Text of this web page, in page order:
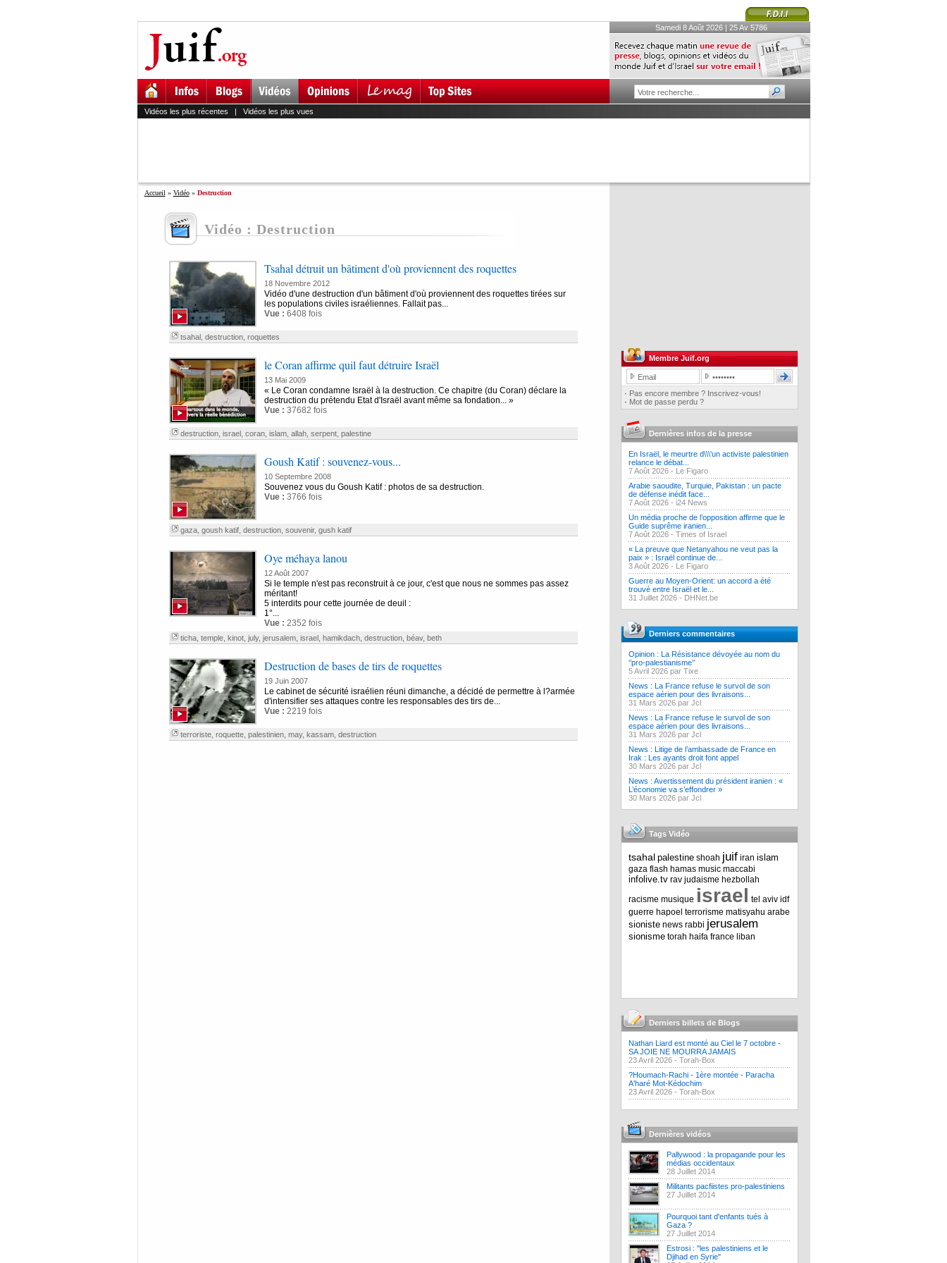
Samedi 8 Août 2026 | 25 Av 5786
Vidéos les plus récentes | Vidéos les plus vues
Accueil » Vidéo» Destruction
Vidéo : Destruction
Tsahal détruit un bâtiment d'où proviennent des roquettes
18 Novembre 2012
Vidéo d'une destruction d'un bâtiment d'où proviennent des roquettes tirées sur
les populations civiles israéliennes. Fallait pas...
Vue : 6408 fois
tsahal, destruction, roquettes
le Coran affirme quil faut détruire Israël
13 Mai 2009
« Le Coran condamne Israël à la destruction. Ce chapitre (du Coran) déclare la
destruction du prétendu Etat d'Israël avant même sa fondation... »
Vue : 37682 fois
destruction, israel, coran, islam, allah, serpent, palestine
Goush Katif : souvenez-vous...
10 Septembre 2008
Souvenez vous du Goush Katif : photos de sa destruction.
Vue : 3766 fois
gaza, goush katif, destruction, souvenir, gush katif
Oye méhaya lanou
12 Août 2007
Si le temple n'est pas reconstruit à ce jour, c'est que nous ne sommes pas assez
méritant!
5 interdits pour cette journée de deuil :
1°...
Vue : 2352 fois
ticha, temple, kinot, july, jerusalem, israel, hamikdach, destruction, béav, beth
Destruction de bases de tirs de roquettes
19 Juin 2007
Le cabinet de sécurité israélien réuni dimanche, a décidé de permettre à l?armée
d'intensifier ses attaques contre les responsables des tirs de...
Vue : 2219 fois
terroriste, roquette, palestinien, may, kassam, destruction
Membre Juif.org
· Pas encore membre ? Inscrivez-vous!
· Mot de passe perdu ?
Dernières infos de la presse
En Israël, le meurtre d\\\'un activiste palestinien
relance le débat...
7 Août 2026 - Le Figaro
Arabie saoudite, Turquie, Pakistan : un pacte
de défense inédit face...
7 Août 2026 - i24 News
Un média proche de l’opposition affirme que le
Guide suprême iranien...
7 Août 2026 - Times of Israel
« La preuve que Netanyahou ne veut pas la
paix » : Israël continue de...
3 Août 2026 - Le Figaro
Guerre au Moyen-Orient: un accord a été
trouvé entre Israël et le...
31 Juillet 2026 - DHNet.be
Derniers commentaires
Opinion : La Résistance dévoyée au nom du
‘’pro-palestianisme’’
5 Avril 2026 par Tixe
News : La France refuse le survol de son
espace aérien pour des livraisons...
31 Mars 2026 par Jcl
News : La France refuse le survol de son
espace aérien pour des livraisons...
31 Mars 2026 par Jcl
News : Litige de l’ambassade de France en
Irak : Les ayants droit font appel
30 Mars 2026 par Jcl
News : Avertissement du président iranien : «
L’économie va s’effondrer »
30 Mars 2026 par Jcl
Tags Vidéo
tsahal palestine shoah juif iran islam
gaza flash hamas music maccabi
infolive.tv rav judaisme hezbollah
racisme musique israel tel aviv idf
guerre hapoel terrorisme matisyahu arabe
sioniste news rabbi jerusalem
sionisme torah haifa france liban
Derniers billets de Blogs
Nathan Liard est monté au Ciel le 7 octobre -
SA JOIE NE MOURRA JAMAIS
23 Avril 2026 - Torah-Box
?Houmach-Rachi - 1ère montée - Paracha
A'haré Mot-Kédochim
23 Avril 2026 - Torah-Box
Dernières vidéos
Pallywood : la propagande pour les
médias occidentaux
28 Juillet 2014
Militants pacfiistes pro-palestiniens
27 Juillet 2014
Pourquoi tant d'enfants tués à
Gaza ?
27 Juillet 2014
Estrosi : "les palestiniens et le
Djihad en Syrie"